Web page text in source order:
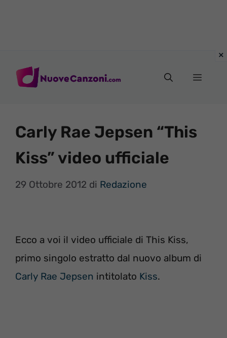
Menu
Carly Rae Jepsen “This
Kiss” video ufficiale
29 Ottobre 2012 di Redazione
Ecco a voi il video ufficiale di This Kiss,
primo singolo estratto dal nuovo album di
Carly Rae Jepsen intitolato Kiss.